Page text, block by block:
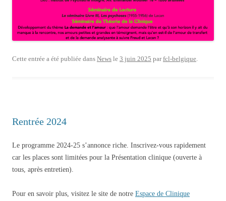
Cette entrée a été publiée dans News le 3 juin 2025 parfcl-belgique
Rentrée 2024
Le programme 2024-25 s’annonce riche. Inscrivez-vous rapidement
car les places sont limitées pour la Présentation clinique (ouverte à
tous, après entretien).
Pour en savoir plus, visitez le site de notre Espace de Clinique